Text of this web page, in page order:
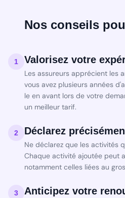
Nos conseils
1 Valorisez votre
Les assureurs apprécient les
vous avez plusieurs années
le en avant lors de votre
un meilleur tarif.
2 Déclarez
Ne déclarez que les activités
Chaque activité ajoutée peut
notamment celles liées au
3 Anticipez votre